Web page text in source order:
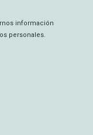
información
personales.